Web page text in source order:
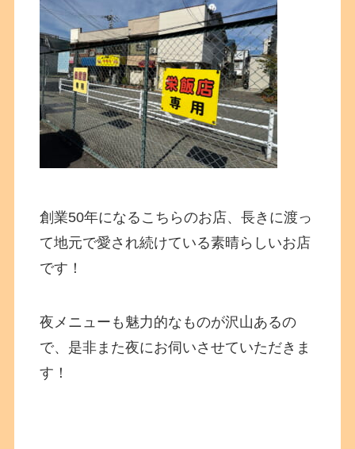
創業50年になるこちらのお店、長きに渡っ
て地元で愛され続けている素晴らしいお店
です！
夜メニューも魅力的なものが沢山あるの
で、是非また夜にお伺いさせていただきま
す！